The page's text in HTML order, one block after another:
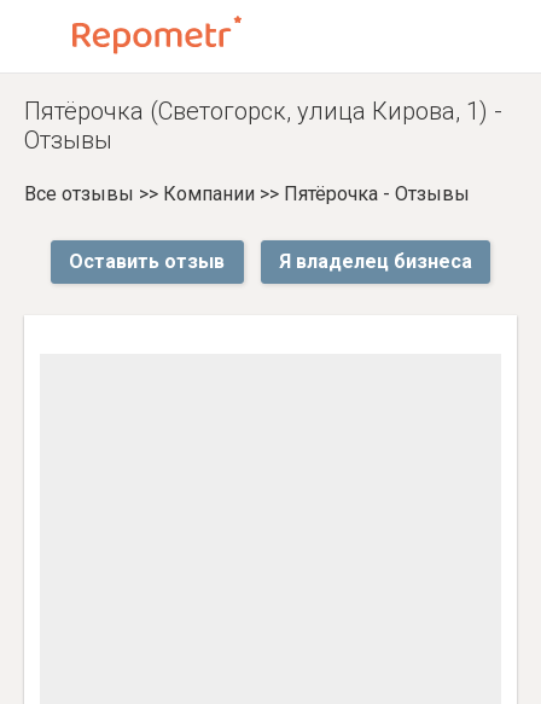
Пятёрочка (Светогорск, улица Кирова, 1) -
Отзывы
Все отзывы >> Компании >> Пятёрочка - Отзывы
Оставить отзыв Я владелец бизнеса